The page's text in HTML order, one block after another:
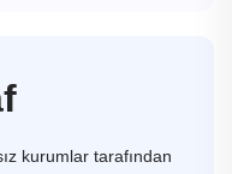
kurumlar tarafından